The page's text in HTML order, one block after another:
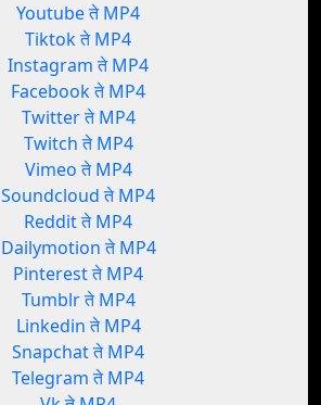
Youtube ते MP4
Tiktok ते MP4
Instagram ते MP4
Facebook ते MP4
Twitter ते MP4
Twitch ते MP4
Vimeo ते MP4
Soundcloud ते MP4
Reddit ते MP4
Dailymotion ते MP4
Pinterest ते MP4
Tumblr ते MP4
Linkedin ते MP4
Snapchat ते MP4
Telegram ते MP4